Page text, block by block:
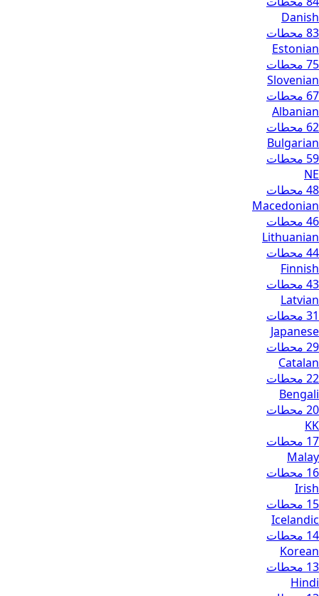
Danish
83 محطات
Estonian
75 محطات
Slovenian
67 محطات
Albanian
62 محطات
Bulgarian
59 محطات
NE
48 محطات
Macedonian
46 محطات
Lithuanian
44 محطات
Finnish
43 محطات
Latvian
31 محطات
Japanese
29 محطات
Catalan
22 محطات
Bengali
20 محطات
KK
17 محطات
Malay
16 محطات
Irish
15 محطات
Icelandic
14 محطات
Korean
13 محطات
Hindi